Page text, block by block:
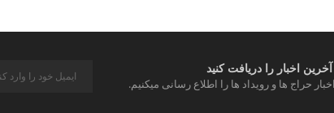
اخبار را دریافت کنید
حراج ها و رویداد ها را اطلاع رسانی میکنیم.